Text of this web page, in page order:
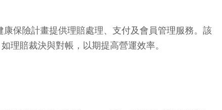
保險計畫提供理賠處理、支付及會員管理服務。該
理賠裁決與對帳，以期提高營運效率。